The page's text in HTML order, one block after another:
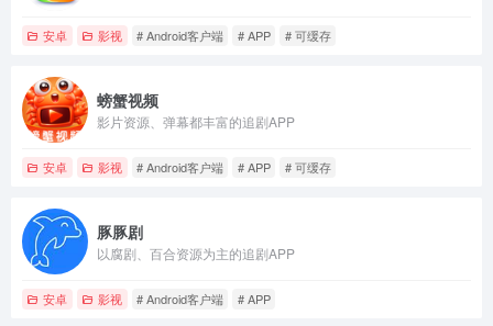
安卓 影视 # Android客户端 # APP # 可缓存
螃蟹视频
影片资源、弹幕都丰富的追剧APP
安卓 影视 # Android客户端 # APP # 可缓存
豚豚剧
以腐剧、百合资源为主的追剧APP
安卓 影视 # Android客户端 # APP